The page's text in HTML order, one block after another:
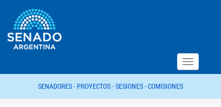
Toggle
navigation
SENADORES - PROYECTOS -SESIONES -COMISIONES